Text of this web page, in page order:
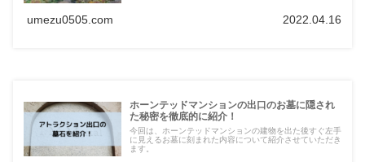
umezu0505.com 2022.04.16
ホーンテッドマンションの出口のお墓に隠され
た秘密を徹底的に紹介！
今回は、ホーンテッドマンションの建物を出た後すぐ左手
に見えるお墓に刻まれた内容について紹介させていただき
ます。